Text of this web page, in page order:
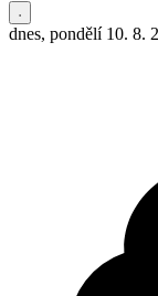
dnes, pondělí 10. 8.